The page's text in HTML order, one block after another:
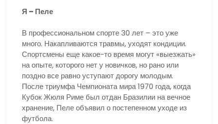
Я – Пеле
В профессиональном спорте 30 лет – это уже
много. Накапливаются травмы, уходят кондиции.
Спортсмены еще какое-то время могут «выезжать»
на опыте, которого нет у новичков, но рано или
поздно все равно уступают дорогу молодым.
После триумфа Чемпионата мира 1970 года, когда
Кубок Жюля Риме был отдан Бразилии на вечное
хранение, Пеле объявил о постепенном уходе из
футбола.